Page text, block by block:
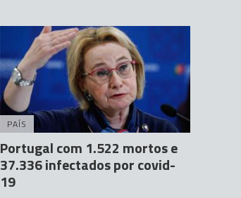
PAÍS
Portugal com 1.522 mortos e
37.336 infectados por covid-
19